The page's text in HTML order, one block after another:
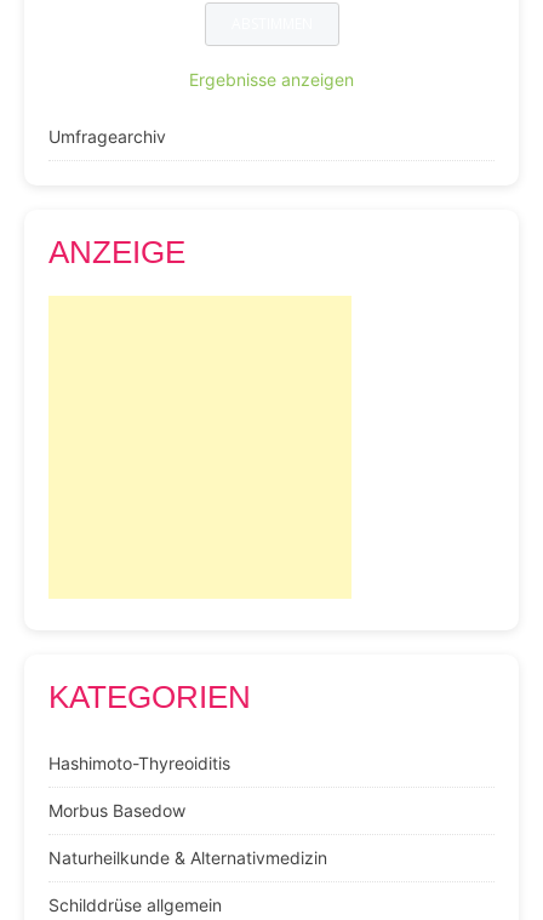
Ergebnisse anzeigen
Umfragearchiv
ANZEIGE
KATEGORIEN
Hashimoto-Thyreoiditis
Morbus Basedow
Naturheilkunde & Alternativmedizin
Schilddrüse allgemein